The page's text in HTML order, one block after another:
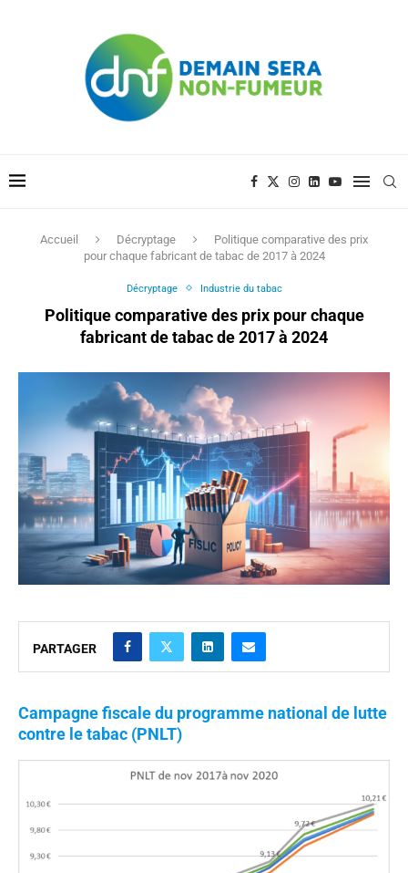
Accueil Décryptage
Politique comparative des prix
pour chaque fabricant de tabac de 2017 à 2024
Décryptage Industrie du tabac
Politique comparative des prix pour chaque
fabricant de tabac de 2017 à 2024
PARTAGER
Campagne fiscale du programme national de lutte
contre le tabac (PNLT)